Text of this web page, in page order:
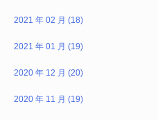
2021 年 02 月 (18)
2021 年 01 月 (19)
2020 年 12 月 (20)
2020 年 11 月 (19)